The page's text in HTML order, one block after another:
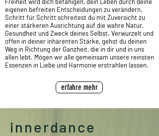
eigenen befreiten Entscheidungen zu verändern.
Schritt für Schritt schreitest du mit Zuversicht zu
einer stärkeren Ausrichtung auf die wahre Natur,
Gesundheit und Zweck deines Selbst. Verwurzelt und
offen in deiner inhärenten Stärke, gehst du deinen
Weg in Richtung der Ganzheit, die in dir und in uns
allen lebt. Mögen wir alle gemeinsam unsere reinsten
Essenzen in Liebe und Harmonie erstrahlen lassen.
erfahre mehr
innerdance